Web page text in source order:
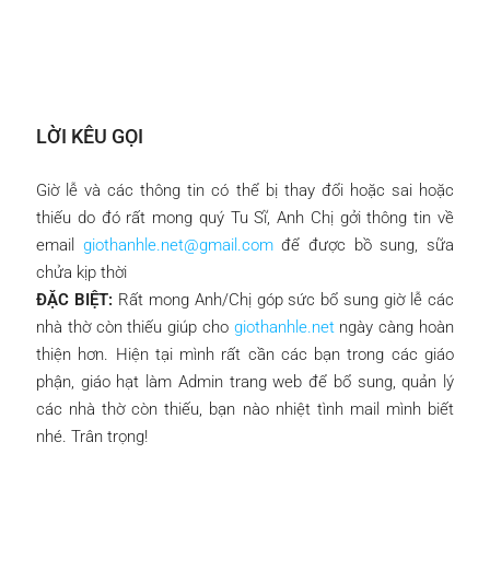
LỜI KÊU GỌI
Giờ lễ và các thông tin có thể bị thay đổi hoặc sai hoặc
thiếu do đó rất mong quý Tu Sĩ, Anh Chị gởi thông tin về
email giothanhle.net@gmail.comđể được bồ sung, sữa
chửa kịp thời
ĐẶC BIỆT: Rất mong Anh/Chị góp sức bổ sung giờ lễ các
nhà thờ còn thiếu giúp cho giothanhle.netngày càng hoàn
thiện hơn. Hiện tại mình rất cần các bạn trong các giáo
phận, giáo hạt làm Admin trang web để bổ sung, quản lý
các nhà thờ còn thiếu, bạn nào nhiệt tình mail mình biết
nhé. Trân trọng!